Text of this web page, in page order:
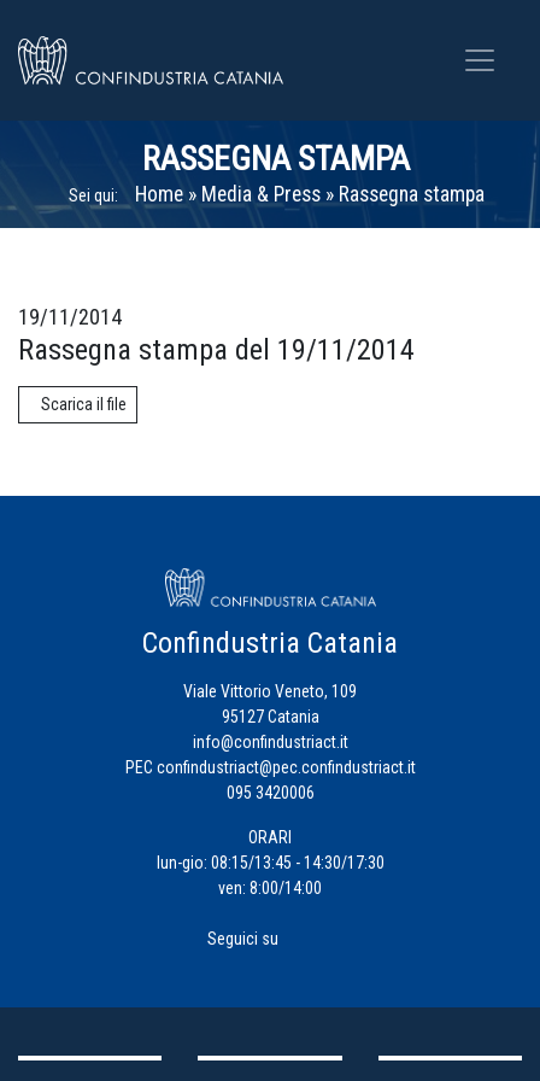
RASSEGNA STAMPA
Sei qui: Home» Media & Press» Rassegna stampa
19/11/2014
Rassegna stampa del 19/11/2014
Scarica il file
Confindustria Catania
Viale Vittorio Veneto, 109
95127 Catania
info@confindustriact.it
PEC confindustriact@pec.confindustriact.it
095 3420006
ORARI
lun-gio: 08:15/13:45 - 14:30/17:30
ven: 8:00/14:00
Seguici su